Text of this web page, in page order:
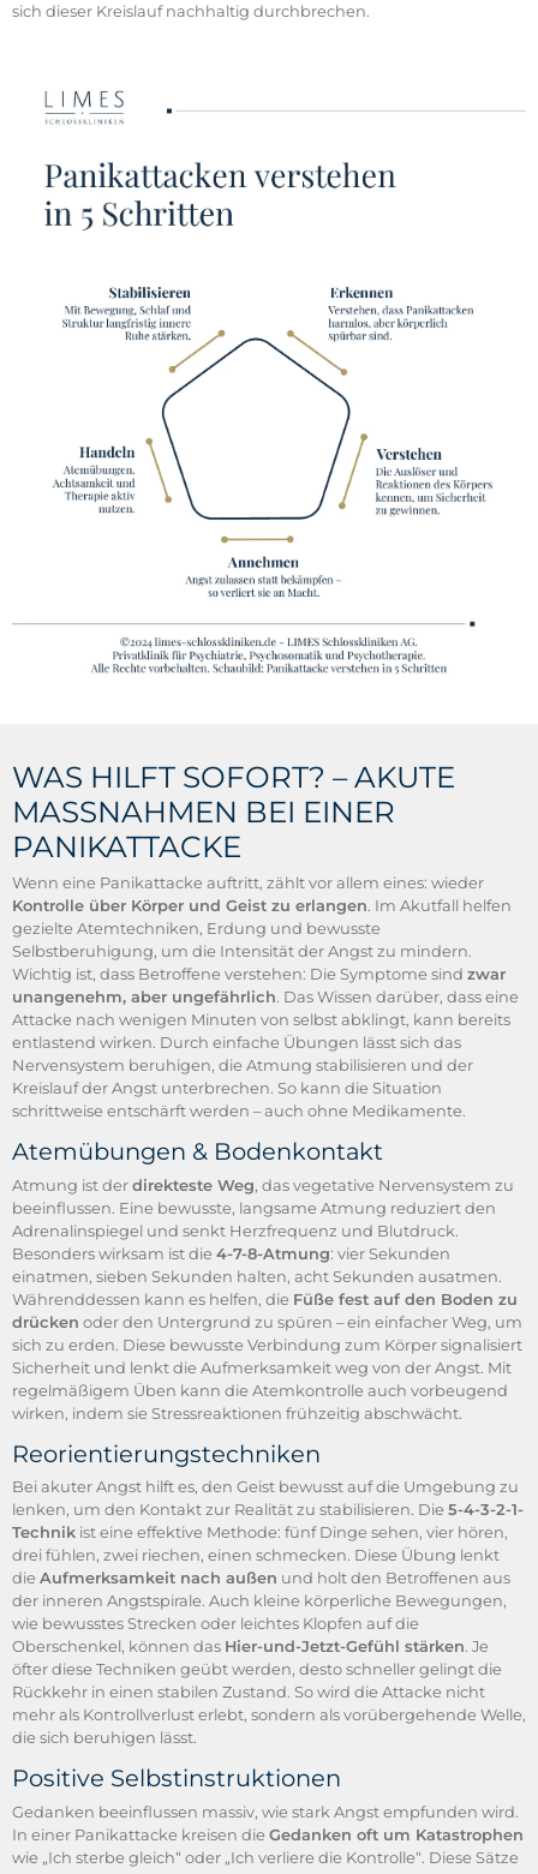
sich dieser Kreislauf nachhaltig durchbrechen.
WAS HILFT SOFORT? – AKUTE
MASSNAHMEN BEI EINER P
ANIKATTACKE
Wenn eine Panikattacke auftritt, zählt vor allem eines: wieder
Kontrolle über Körper und Geist zu erlangen. Im Akutfall helfen
gezielte Atemtechniken, Erdung und bewusste
Selbstberuhigung, um die Intensität der Angst zu mindern.
Wichtig ist, dass Betroffene verstehen: Die Symptome sind zwar
unangenehm, aber ungefährlich. Das Wissen darüber, dass eine
Attacke nach wenigen Minuten von selbst abklingt, kann bereits
entlastend wirken. Durch einfache Übungen lässt sich das
Nervensystem beruhigen, die Atmung stabilisieren und der
Kreislauf der Angst unterbrechen. So kann die Situation
schrittweise entschärft werden – auch ohne Medikamente.
Atemübungen & Bodenkontakt
Atmung ist derdirekteste Weg, das vegetative Nervensystem zu
beeinflussen. Eine bewusste, langsame Atmung reduziert den
Adrenalinspiegel und senkt Herzfrequenz und Blutdruck.
Besonders wirksam ist die 4-7-8-Atmung: vier Sekunden
einatmen, sieben Sekunden halten, acht Sekunden ausatmen.
Währenddessen kann es helfen, die Füße fest auf den Boden zu
drücken oder den Untergrund zu spüren – ein einfacher Weg, um
sich zu erden. Diese bewusste Verbindung zum Körper signalisiert
Sicherheit und lenkt die Aufmerksamkeit weg von der Angst. Mit
regelmäßigem Üben kann die Atemkontrolle auch vorbeugend
wirken, indem sie Stressreaktionen frühzeitig abschwächt.
Reorientierungstechniken
Bei akuter Angst hilft es, den Geist bewusst auf die Umgebung zu
lenken, um den Kontakt zur Realität zu stabilisieren. Die 5-4-3-2-1-
Technikist eine effektive Methode: fünf Dinge sehen, vier hören,
drei fühlen, zwei riechen, einen schmecken. Diese Übung lenkt
die Aufmerksamkeit nach außen und holt den Betroffenen aus
der inneren Angstspirale. Auch kleine körperliche Bewegungen,
wie bewusstes Strecken oder leichtes Klopfen auf die
Oberschenkel, können das Hier-und-Jetzt-Gefühl stärken. Je
öfter diese Techniken geübt werden, desto schneller gelingt die
Rückkehr in einen stabilen Zustand. So wird die Attacke nicht
mehr als Kontrollverlust erlebt, sondern als vorübergehende Welle,
die sich beruhigen lässt.
Positive Selbstinstruktionen
Gedanken beeinflussen massiv, wie stark Angst empfunden wird.
In einer Panikattacke kreisen die Gedanken oft um Katastrophen
wie „Ich sterbe gleich“ oder „Ich verliere die Kontrolle“. Diese Sätze